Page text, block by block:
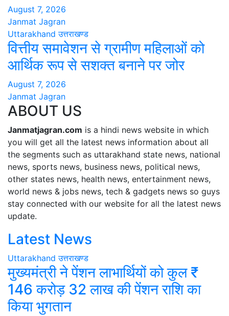
August 7, 2026
Janmat Jagran
Uttarakhand उत्तराखण्ड
वित्तीय समावेशन से ग्रामीण महिलाओं को
आर्थिक रूप से सशक्त बनाने पर जोर
August 7, 2026
Janmat Jagran
ABOUT US
Janmatjagran.com is a hindi news website in which
you will get all the latest news information about all
the segments such as uttarakhand state news, national
news, sports news, business news, political news,
other states news, health news, entertainment news,
world news & jobs news, tech & gadgets news so guys
stay connected with our website for all the latest news
update.
Latest News
Uttarakhand उत्तराखण्ड
मुख्यमंत्री ने पेंशन लाभार्थियों को कुल ₹
146 करोड़ 32 लाख की पेंशन राशि का
किया भुगतान